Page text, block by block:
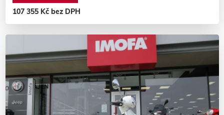
107 355 Kč bez DPH